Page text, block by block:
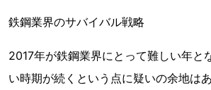
鉄鋼業界のサバイバル戦略
2017年が鉄鋼業界にとって難しい年と
い時期が続くという点に疑いの余地は